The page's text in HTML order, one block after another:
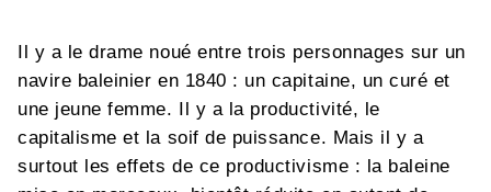
Il y a le drame noué entre trois personnages sur un
navire baleinier en 1840 : un capitaine, un curé et
une jeune femme. Il y a la productivité, le
capitalisme et la soif de puissance. Mais il y a
surtout les effets de ce productivisme : la baleine